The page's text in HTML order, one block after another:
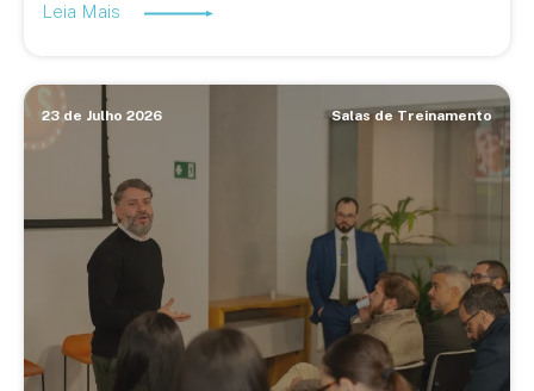
Leia Mais
23 de Julho 2026 Salas de Treinamento